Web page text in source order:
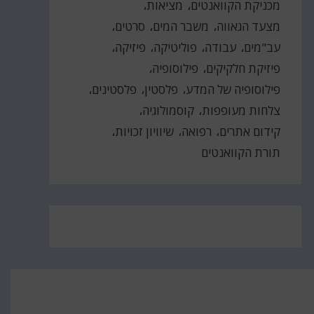
מכניקת הקוואנטים
מציאות
מצעד הגאווה
משבר המים
סרטים
עב"מים עבודה פוליטיקה
פיזיקה
פיזיקת חלקיקים
פילוסופיה
פילוסופיה של המדע פלסטין פלסטינים
צלחות מעופפות קוסמולוגיה
קידום אתרים
רפואה שיוויון זכויות
תורת הקוואנטים